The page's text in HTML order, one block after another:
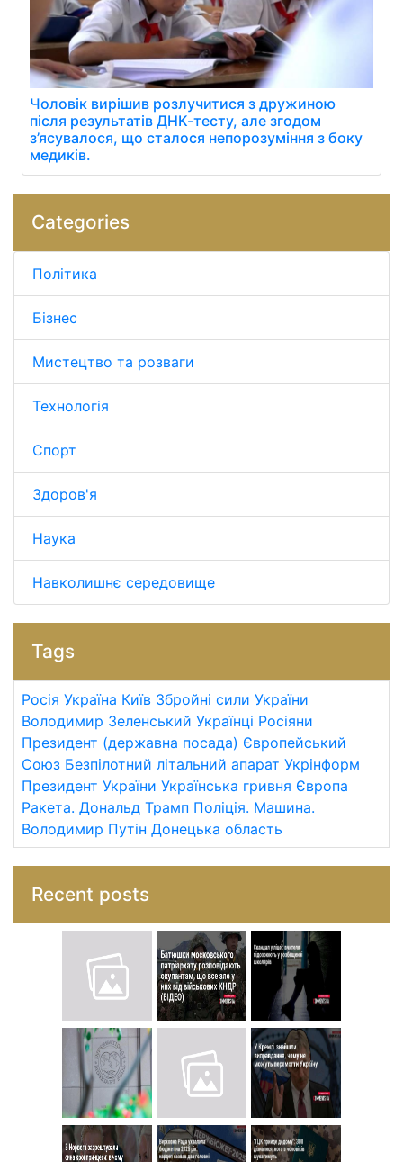
Чоловік вирішив розлучитися з дружиною
після результатів ДНК-тесту, але згодом
з’ясувалося, що сталося непорозуміння з боку
медиків.
Categories
Політика
Бізнес
Мистецтво та розваги
Технологія
Спорт
Здоров'я
Наука
Навколишнє середовище
Tags
Росія Україна Київ Збройні сили України
Володимир Зеленський Українці Росіяни
Президент (державна посада) Європейський
Союз Безпілотний літальний апарат Укрінформ
Президент України Українська гривня Європа
Ракета. Дональд Трамп Поліція. Машина.
Володимир Путін Донецька область
Recent posts